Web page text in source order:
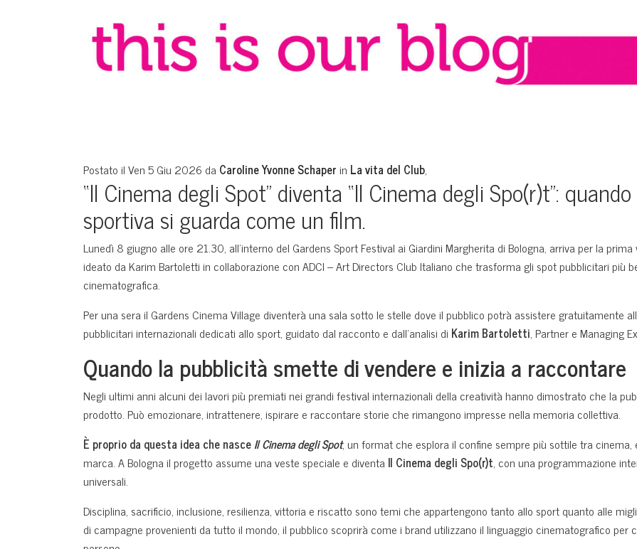
Postato il Ven 5 Giu 2026 da Caroline Yvonne Schaper in La vita del Club,
“Il Cinema degli Spot” diventa “Il Cinema degli Spo(r)t”:
sportiva si guarda come un film.
Lunedì 8 giugno alle ore 21.30, all’interno del Gardens Sport Festival ai Giardini Margherita di Bologna, arriva per la
ideato da Karim Bartoletti in collaborazione con ADCI – Art Directors Club Italiano che trasforma gli spot pubblicitari più
cinematografica.
Per una sera il Gardens Cinema Village diventerà una sala sotto le stelle dove il pubblico potrà assistere gratuitamente
pubblicitari internazionali dedicati allo sport, guidato dal racconto e dall’analisi di Karim Bartoletti, Partner e Managing
Quando la pubblicità smette di vendere e inizia a raccontare
Negli ultimi anni alcuni dei lavori più premiati nei grandi festival internazionali della creatività hanno dimostrato che la
prodotto. Può emozionare, intrattenere, ispirare e raccontare storie che rimangono impresse nella memoria collettiva.
È proprio da questa idea che nasceIl Cinema degli Spot, un format che esplora il confine sempre più sottile tra
marca. A Bologna il progetto assume una veste speciale e diventa Il Cinema degli Spo(r)t, con una programmazione
universali.
Disciplina, sacrificio, inclusione, resilienza, vittoria e riscatto sono temi che appartengono tanto allo sport quanto alle
di campagne provenienti da tutto il mondo, il pubblico scoprirà come i brand utilizzano il linguaggio cinematografico per